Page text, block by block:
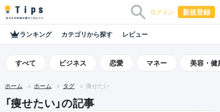
ログイン 新規登録
ランキング カテゴリから探す レビュー
すべて ビジネス 恋愛 マネー 美容・健
ホーム ホーム タグ 痩せたい
「痩せたい」の記事